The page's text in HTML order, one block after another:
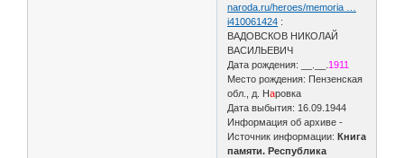
naroda.ru/heroes/memoria …
i410061424 :
ВАДОВСКОВ НИКОЛАЙ
ВАСИЛЬЕВИЧ
Дата рождения: __.__. 1911
Место рождения: Пензенская
обл., д. Наровка
Дата выбытия: 16.09.1944
Информация об архиве -
Источник информации:Книга
памяти. Республика